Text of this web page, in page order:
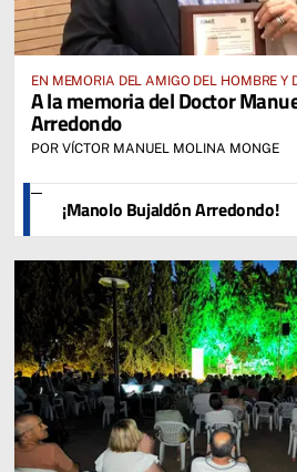
EN MEMORIA DEL AMIGO DEL HOMBRE Y
A la memoria del Doctor Manuel Bujaldón
Arredondo
POR VÍCTOR MANUEL MOLINA MONGE
¡Manolo Bujaldón Arredondo!